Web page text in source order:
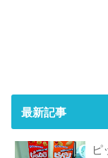
最新記事
ピ